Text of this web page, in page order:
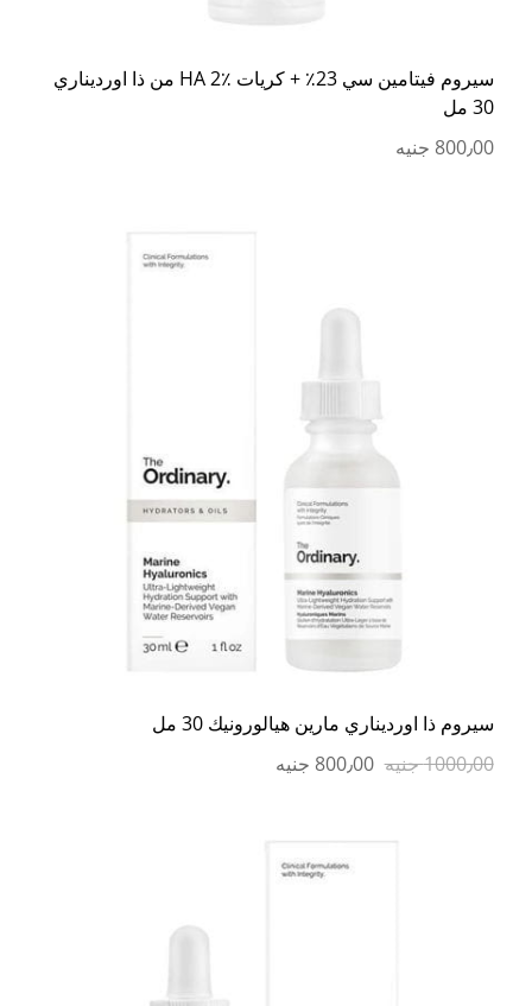
سيروم فيتامين سي 23٪ + كريات HA 2٪ من ذا اورديناري
30 مل
800٫00 جنيه
سيروم ذا اورديناري مارين هيالورونيك 30 مل
1000٫00 جنيه
800٫00 جنيه